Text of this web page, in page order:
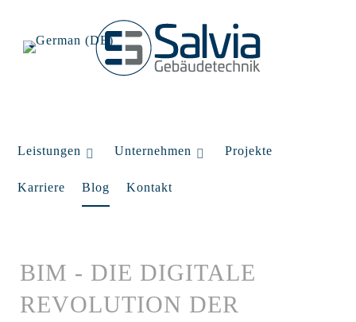
Leistungen Unternehmen Projekte
Karriere Blog Kontakt
BIM - DIE DIGITALE
REVOLUTION DER